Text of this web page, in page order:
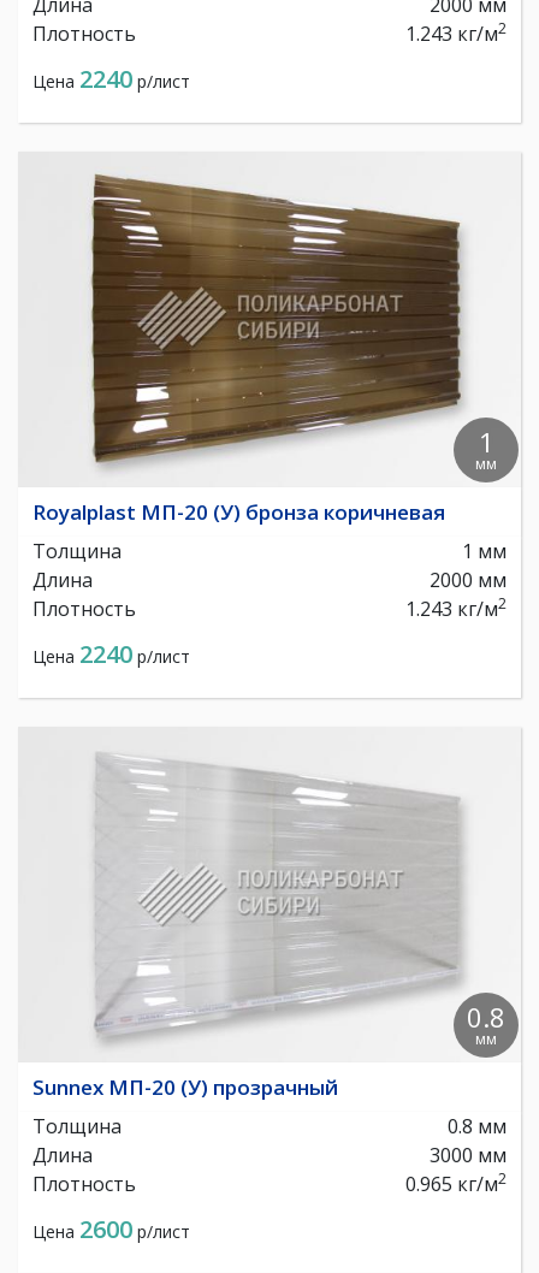
Плотность
1.243 кг/м2
Цена 2240 р/лист
1
мм
Royalplast МП-20 (У) бронза коричневая
Толщина
1 мм
Длина
2000 мм
Плотность
1.243 кг/м2
Цена 2240 р/лист
0.8
мм
Sunnex МП-20 (У) прозрачный
Толщина
0.8 мм
Длина
3000 мм
Плотность
0.965 кг/м2
Цена 2600 р/лист